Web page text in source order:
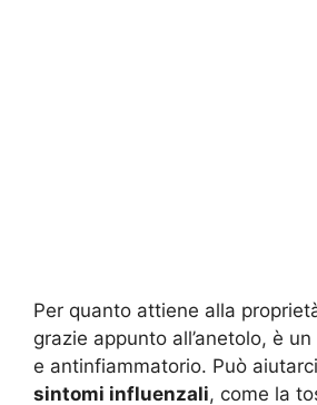
Per quanto attiene alla
grazie appunto all’anetolo, è
e antinfiammatorio. Può
sintomi influenzali, come la